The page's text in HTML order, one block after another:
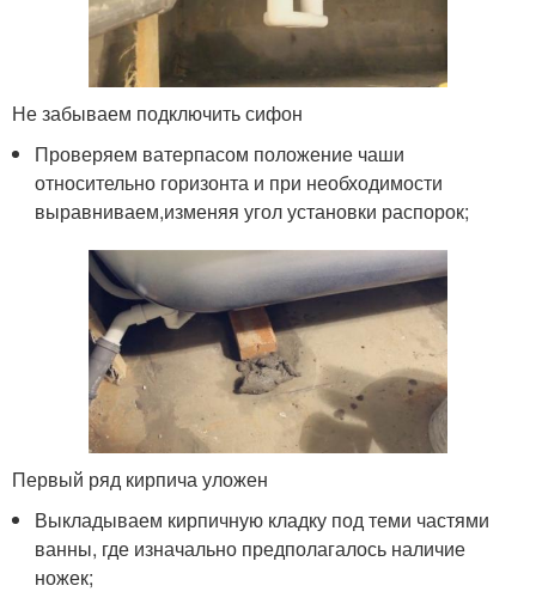
Не забываем подключить сифон
Проверяем ватерпасом положение чаши
относительно горизонта и при необходимости
выравниваем,изменяя угол установки распорок;
Первый ряд кирпича уложен
Выкладываем кирпичную кладку под теми частями
ванны, где изначально предполагалось наличие
ножек;